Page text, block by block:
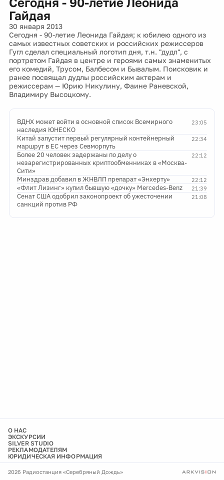
Гайдая
30 января 2013
Сегодня - 90-летие Леонида Гайдая; к юбилею одного из
самых известных советских и российских режиссеров
Гугл сделал специальный логотип дня, т.н. "дудл", с
портретом Гайдая в центре и героями самых знаменитых
его комедий, Трусом, Балбесом и Бывалым. Поисковик и
ранее посвящал дудлы российским актерам и
режиссерам — Юрию Никулину, Фаине Раневской,
Владимиру Высоцкому.
23:05
ВДНХ может войти в основной список Всемирного
наследия ЮНЕСКО
22:34
Китай запустит первый регулярный контейнерный
маршрут в ЕС через Севморпуть
22:12
Более 20 человек задержаны по делу о
незарегистрированных криптообменниках в «Москва-
Сити»
22:12
Минздрав добавил в ЖНВЛП препарат «Энхерту»
21:39
«Флит Лизинг» купил бывшую «дочку» Mercedes-Benz
21:08
Сенат США одобрил законопроект об ужесточении
санкций против РФ
О НАС
ЭКСКУРСИИ
SILVER STUDIO
РЕКЛАМОДАТЕЛЯМ
ЮРИДИЧЕСКАЯ ИНФОРМАЦИЯ
2026 Радиостанция «Серебряный Дождь»